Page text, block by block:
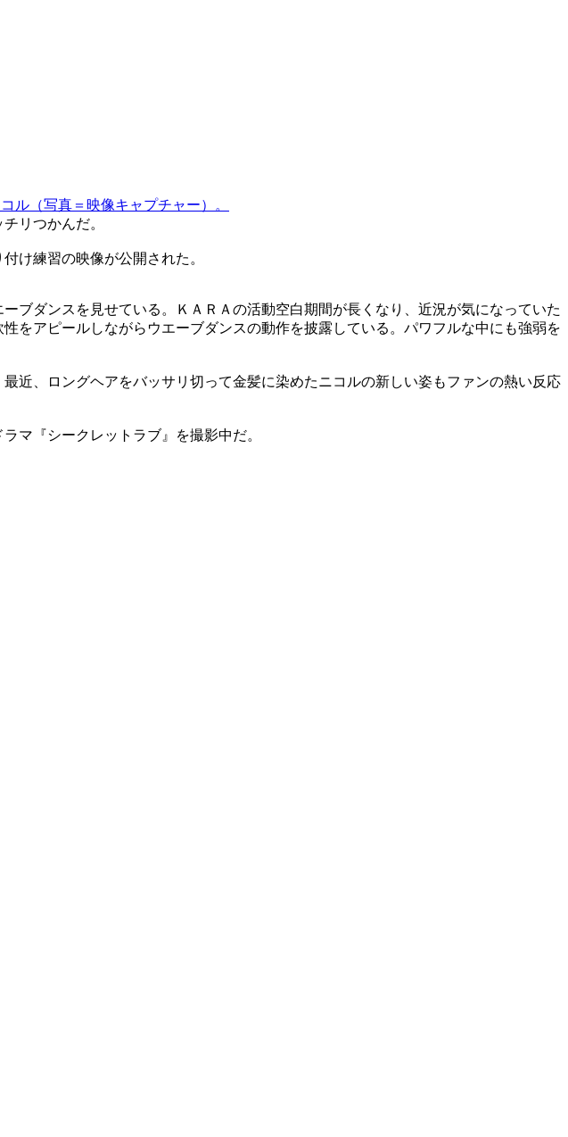
ル（写真＝映像キャプチャー）。
リつかんだ。
け練習の映像が公開された。
ダンスを見せている。ＫＡＲＡの活動空白期間が長くなり、近況が気になっていた
をアピールしながらウエーブダンスの動作を披露している。パワフルな中にも強弱を
近、ロングヘアをバッサリ切って金髪に染めたニコルの新しい姿もファンの熱い反応
マ『シークレットラブ』を撮影中だ。